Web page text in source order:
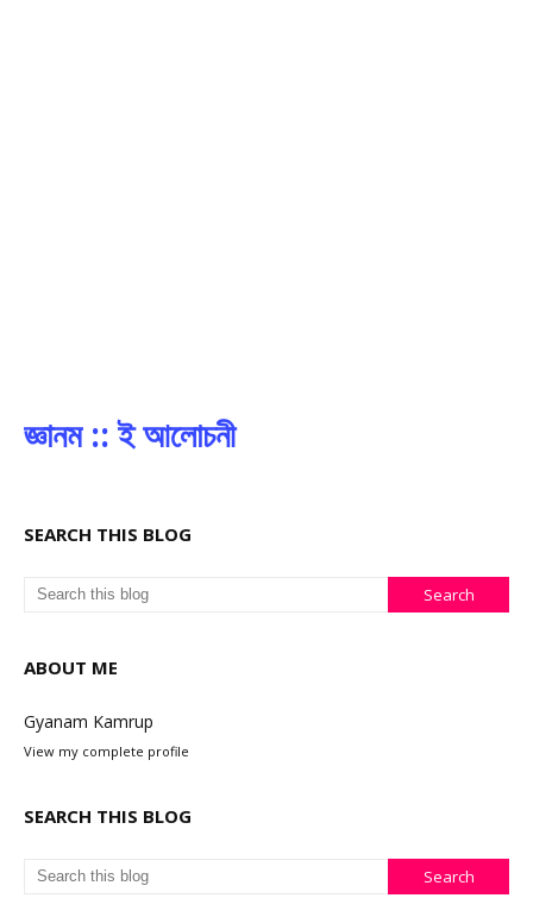
জ্ঞানম :: ই আলোচনী
SEARCH THIS BLOG
ABOUT ME
Gyanam Kamrup
View my complete profile
SEARCH THIS BLOG